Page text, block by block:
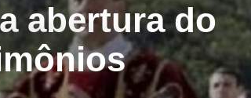
abertura do